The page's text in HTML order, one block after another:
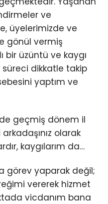
ve
üyelerimizde ve
gönül vermiş
bir üzüntü ve kaygı
dikkatle takip
yaptım ve
geçmiş dönem il
olarak
kaygılarım da…
görev yaparak değil;
vererek hizmet
vicdanım bana